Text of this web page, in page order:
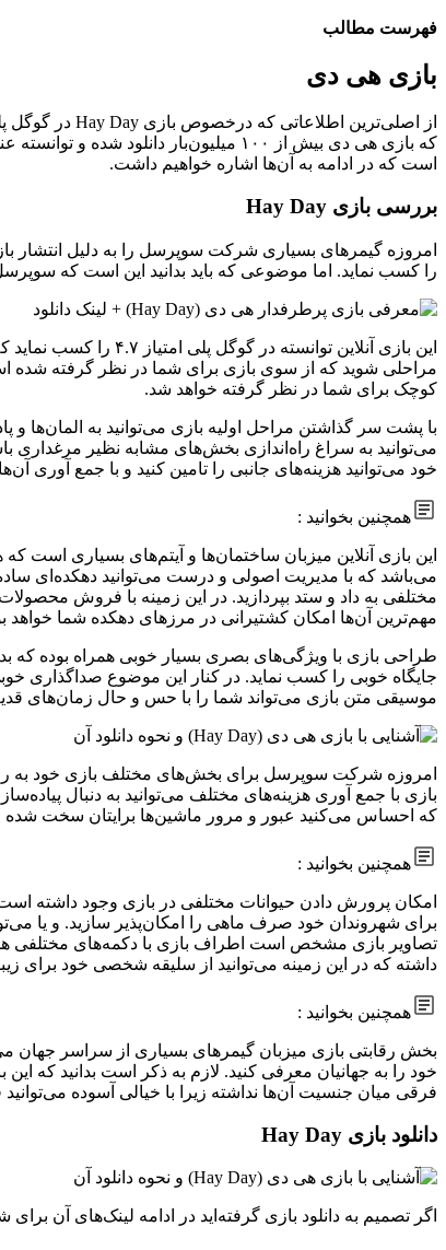
فهرست مطالب
بازی هی دی
است که در ادامه به آن‌ها اشاره خواهیم داشت.
بررسی بازی Hay Day
امروزه گیمرهای بسیاری شرکت سوپرسل را به دلیل انتشار
را کسب نماید. اما موضوعی که باید بدانید این است که
مراحلی شوید که از سوی بازی برای شما در نظر گرفته شده
کوچک برای شما در نظر گرفته خواهد شد.
با پشت سر گذاشتن مراحل اولیه بازی می‌توانید به المان‌ها
می‌توانید به سراغ راه‌اندازی بخش‌های مشابه نظیر مرغداری
خود می‌توانید هزینه‌های جانبی را تامین کنید و با جمع آوری
همچنین بخوانید :
این بازی آنلاین میزبان ساختمان‌ها و آیتم‌های بسیاری
می‌باشد که با مدیریت اصولی و درست می‌توانید دهکده‌ای ساده
مختلفی به داد و ستد بپردازید. در این زمینه با فروش
مهم‌ترین آن‌ها امکان کشتیرانی در مرزهای دهکده شما خواهد
طراحی بازی با ویژگی‌های بصری بسیار خوبی همراه بوده که
جایگاه خوبی را کسب نماید. در کنار این موضوع صداگذاری
موسیقی متن بازی می‌تواند شما را با حس و حال زمان‌های
امروزه شرکت سوپرسل برای بخش‌های مختلف بازی خود به
بازی با جمع آوری هزینه‌های مختلف می‌توانید به دنبال
که احساس می‌کنید عبور و مرور ماشین‌ها برایتان سخت شده
همچنین بخوانید :
امکان پرورش دادن حیوانات مختلفی در بازی وجود داشته است
برای شهروندان خود صرف ماهی را امکان‌پذیر سازید. و یا
تصاویر بازی مشخص است اطراف بازی با دکمه‌های مختلفی
داشته که در این زمینه می‌توانید از سلیقه شخصی خود برای
همچنین بخوانید :
بخش رقابتی بازی میزبان گیمرهای بسیاری از سراسر جهان
فرقی میان جنسیت آن‌ها نداشته زیرا با خیالی آسوده
دانلود بازی Hay Day
اگر تصمیم به دانلود بازی گرفته‌اید در ادامه لینک‌های آن